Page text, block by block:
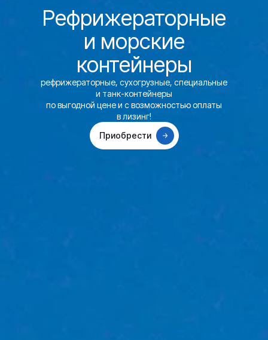
Рефрижераторные
и морские
контейнеры
рефрижераторные, сухогрузные, специальные
и танк-контейнеры
по выгодной цене и с возможностью оплаты
в лизинг!
Приобрести